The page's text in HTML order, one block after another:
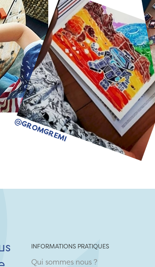
@GROMGREMI
INFORMATIONS PRATIQUES
Qui sommes nous ?